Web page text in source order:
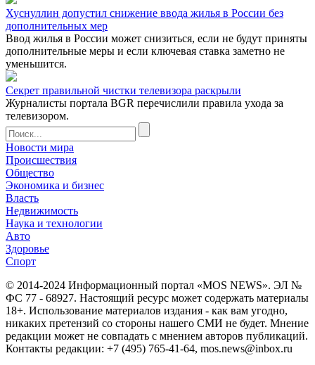
Хуснуллин допустил снижение ввода жилья в России без
дополнительных мер
Ввод жилья в России может снизиться, если не будут приняты
дополнительные меры и если ключевая ставка заметно не
уменьшится.
Секрет правильной чистки телевизора раскрыли
Журналисты портала BGR перечислили правила ухода за
телевизором.
Новости мира
Происшествия
Общество
Экономика и бизнес
Власть
Недвижимость
Наука и технологии
Авто
Здоровье
Спорт
© 2014-2024 Информационный портал «MOS NEWS». ЭЛ №
ФС 77 - 68927. Настоящий ресурс может содержать материалы
18+. Использование материалов издания - как вам угодно,
никаких претензий со стороны нашего СМИ не будет. Мнение
редакции может не совпадать с мнением авторов публикаций.
Контакты редакции: +7 (495) 765-41-64, mos.news@inbox.ru